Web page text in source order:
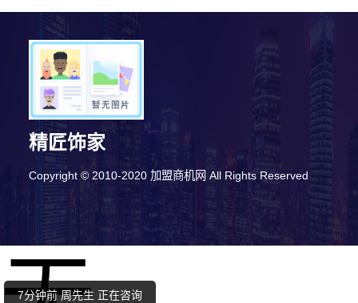
精匠饰家
Copyright © 2010-2020 加盟商机网 All Rights Reserved
10分钟前 潘女士 正在咨询
7分钟前 周先生 正在咨询